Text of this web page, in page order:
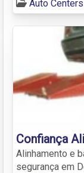
Auto
Confiança
Alinhamento e
segurança em